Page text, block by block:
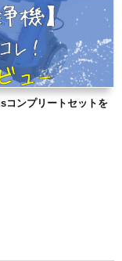
コンプリートセットを